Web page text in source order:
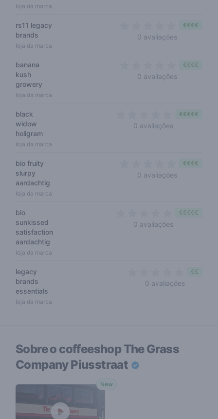
loja da marca
rs11 legacy
brands
loja da marca
0 avaliações
€€€€
banana
kush
growery
loja da marca
0 avaliações
€€€€
black
widow
holigram
loja da marca
0 avaliações
€€€€€
bio fruity
slurpy
aardachtig
loja da marca
0 avaliações
€€€€
bio
sunkissed
satisfaction
aardachtig
loja da marca
0 avaliações
€€€€€
legacy
brands
essentials
loja da marca
0 avaliações
€€
Sobre o coffeeshopThe Grass
Company Piusstraat
New